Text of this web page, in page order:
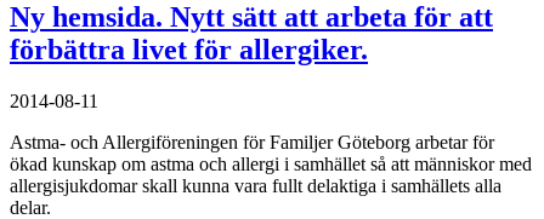
Ny hemsida. Nytt sätt att arbeta för att
förbättra livet för allergiker.
2014-08-11
Astma- och Allergiföreningen för Familjer Göteborg arbetar för
ökad kunskap om astma och allergi i samhället så att människor med
allergisjukdomar skall kunna vara fullt delaktiga i samhällets alla
delar.